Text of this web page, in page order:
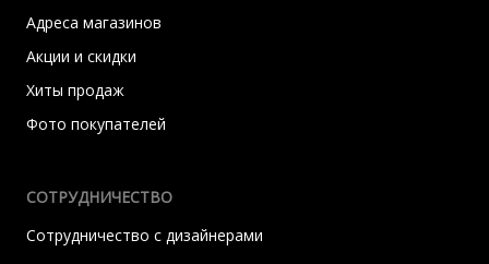
Адреса магазинов
Акции и скидки
Хиты продаж
Фото покупателей
СОТРУДНИЧЕСТВО
Сотрудничество с дизайнерами